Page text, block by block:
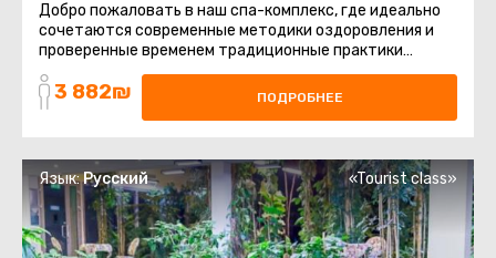
Добро пожаловать в наш спа-комплекс, где идеально
сочетаются современные методики оздоровления и
проверенные временем традиционные практики
релаксации. Мы предлагаем ...
3 882₪ ПОДРОБНЕЕ
Язык:Русский «Tourist class»